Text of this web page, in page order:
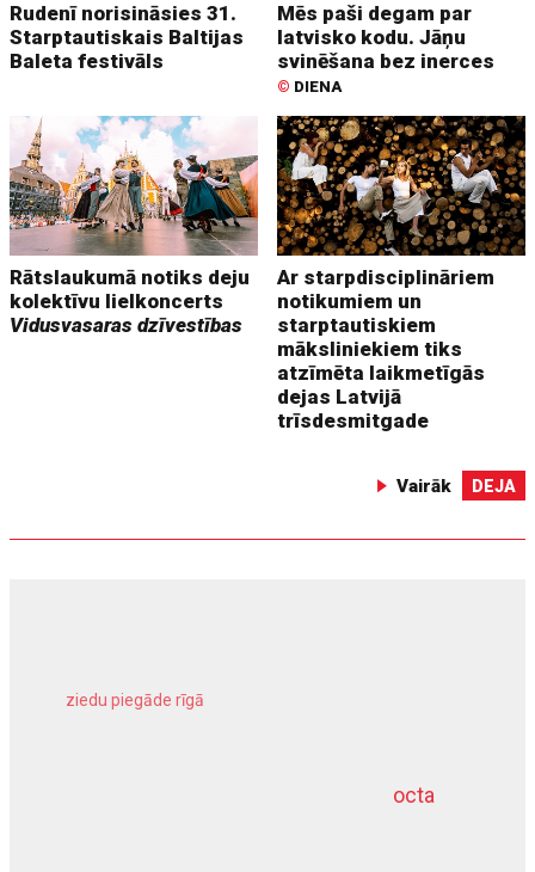
Rudenī norisināsies 31.
Starptautiskais Baltijas
Baleta festivāls
Mēs paši degam par
latvisko kodu. Jāņu
svinēšana bez inerces
© DIENA
Rātslaukumā notiks deju
kolektīvu lielkoncerts
Vidusvasaras dzīvestības
Ar starpdisciplināriem
notikumiem un
starptautiskiem
māksliniekiem tiks
atzīmēta laikmetīgās
dejas Latvijā
trīsdesmitgade
Vairāk DEJA
octa
ziedu piegāde rīgā
dziļurbums